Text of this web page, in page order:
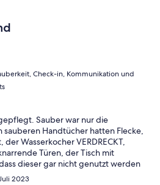
Check-in, Kommunikation und
Sauber war nur die
Handtücher hatten Flecke,
Wasserkocher VERDRECKT,
Türen, der Tisch mit
dieser gar nicht genutzt werden
Tischdecke.
2023